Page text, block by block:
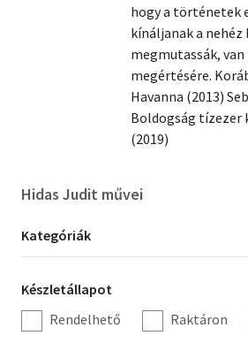
Természettudomány
Történelem
Vallás
hogy a történetek
kínáljanak a
megmutassák,
megértésére.
Havanna (2013)
Boldogság tízezer
(2019)
Hidas Judit művei
Kategória
szűrés
Kategóriák
Készletállapot
szűrés
Készletállapot
Rendelhető
Raktáron